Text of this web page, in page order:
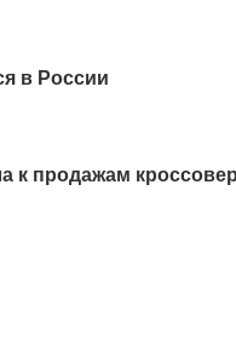
в России
к продажам